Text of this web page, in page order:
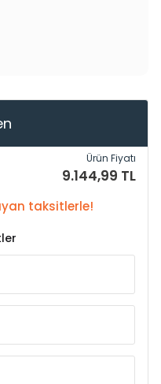
Ürün Fiyatı
9.144,99 TL
taksitlerle!